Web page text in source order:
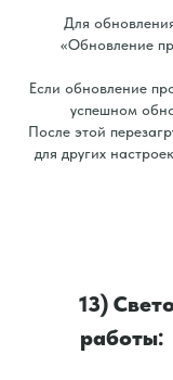
Для
«Обновление
Если обновление
успешном
После этой
для других
13)
работы: